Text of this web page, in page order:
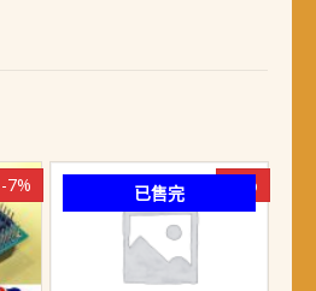
-7% 已售完 -8%